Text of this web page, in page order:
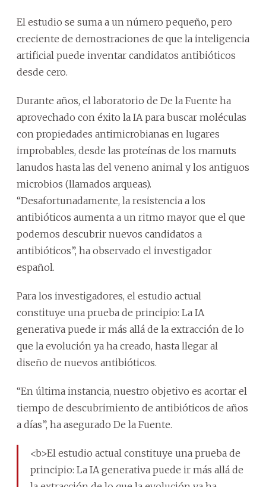
El estudio se suma a un número pequeño, pero
creciente de demostraciones de que la inteligencia
artificial puede inventar candidatos antibióticos
desde cero.
Durante años, el laboratorio de De la Fuente ha
aprovechado con éxito la IA para buscar moléculas
con propiedades antimicrobianas en lugares
improbables, desde las proteínas de los mamuts
lanudos hasta las del veneno animal y los antiguos
microbios (llamados arqueas).
“Desafortunadamente, la resistencia a los
antibióticos aumenta a un ritmo mayor que el que
podemos descubrir nuevos candidatos a
antibióticos”, ha observado el investigador
español.
Para los investigadores, el estudio actual
constituye una prueba de principio: La IA
generativa puede ir más allá de la extracción de lo
que la evolución ya ha creado, hasta llegar al
diseño de nuevos antibióticos.
“En última instancia, nuestro objetivo es acortar el
tiempo de descubrimiento de antibióticos de años
a días”, ha asegurado De la Fuente.
<b>El estudio actual constituye una prueba de
principio: La IA generativa puede ir más allá de